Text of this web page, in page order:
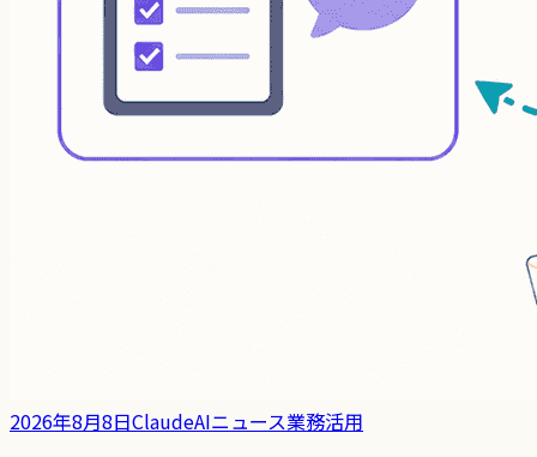
2026年8月8日ClaudeAIニュース業務活用